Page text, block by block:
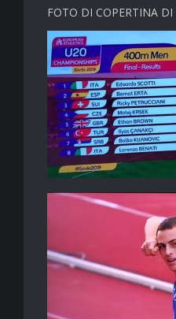
FOTO DI COPERTINA